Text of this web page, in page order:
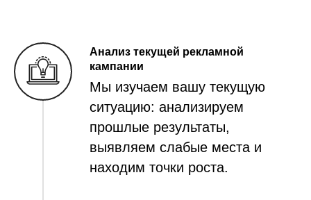
Анализ текущей рекламной
кампании
Мы изучаем вашу текущую
ситуацию: анализируем
прошлые результаты,
выявляем слабые места и
находим точки роста.